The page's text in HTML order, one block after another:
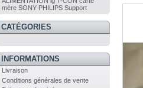
mère SONY PHILIPS Support
CATÉGORIES
INFORMATIONS
Livraison
Conditions générales de vente